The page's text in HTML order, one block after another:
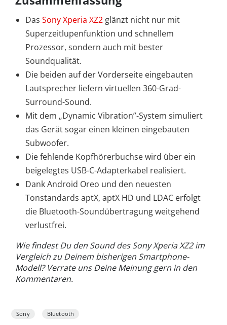
Das Sony Xperia XZ2 glänzt nicht nur mit
Superzeitlupenfunktion und schnellem
Prozessor, sondern auch mit bester
Soundqualität.
Die beiden auf der Vorderseite eingebauten
Lautsprecher liefern virtuellen 360-Grad-
Surround-Sound.
Mit dem „Dynamic Vibration”-System simuliert
das Gerät sogar einen kleinen eingebauten
Subwoofer.
Die fehlende Kopfhörerbuchse wird über ein
beigelegtes USB-C-Adapterkabel realisiert.
Dank Android Oreo und den neuesten
Tonstandards aptX, aptX HD und LDAC erfolgt
die Bluetooth-Soundübertragung weitgehend
verlustfrei.
Wie findest Du den Sound des Sony Xperia XZ2 im
Vergleich zu Deinem bisherigen Smartphone-
Modell? Verrate uns Deine Meinung gern in den
Kommentaren.
Sony Bluetooth